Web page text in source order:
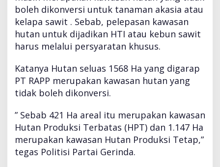
boleh dikonversi untuk tanaman akasia atau
kelapa sawit . Sebab, pelepasan kawasan
hutan untuk dijadikan HTI atau kebun sawit
harus melalui persyaratan khusus.
Katanya Hutan seluas 1568 Ha yang digarap
PT RAPP merupakan kawasan hutan yang
tidak boleh dikonversi.
” Sebab 421 Ha areal itu merupakan kawasan
Hutan Produksi Terbatas (HPT) dan 1.147 Ha
merupakan kawasan Hutan Produksi Tetap,”
tegas Politisi Partai Gerinda.